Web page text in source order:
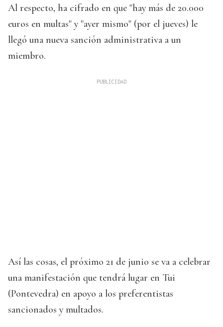
Al respecto, ha cifrado en que "hay más de 20.000
euros en multas" y "ayer mismo" (por el jueves) le
llegó una nueva sanción administrativa a un
miembro.
Así las cosas, el próximo 21 de junio se va a celebrar
una manifestación que tendrá lugar en Tui
(Pontevedra) en apoyo a los preferentistas
sancionados y multados.